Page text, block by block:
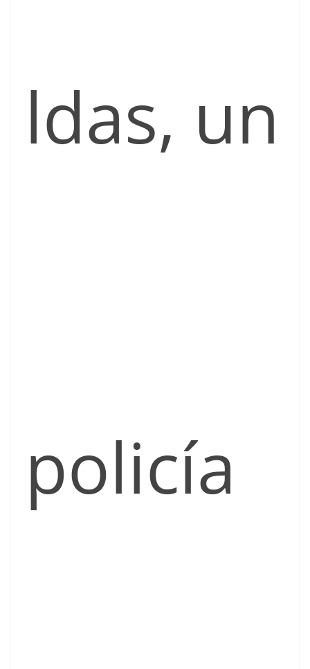
ldas, un
policía